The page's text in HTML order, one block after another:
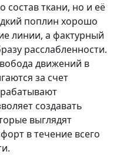
состав ткани, но и её
поплин хорошо
линии, а фактурный
расслабленности.
движений в
за счет
создавать
выглядят
в течение всего